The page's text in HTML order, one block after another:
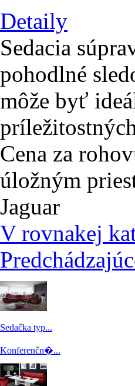
Detaily
Sedacia
pohodlné
môže byť
Cena za
úložným
Jaguar
V rovnakej
Sedačka typ...
Konferenčn�...